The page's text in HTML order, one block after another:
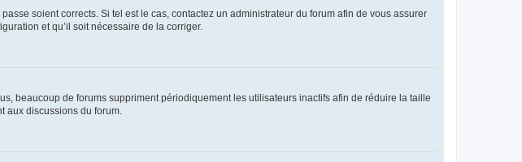
soient corrects. Si tel est le cas, contactez un administrateur du forum afin de vous assurer
et qu’il soit nécessaire de la corriger.
beaucoup de forums suppriment périodiquement les utilisateurs inactifs afin de réduire la taille
aux discussions du forum.